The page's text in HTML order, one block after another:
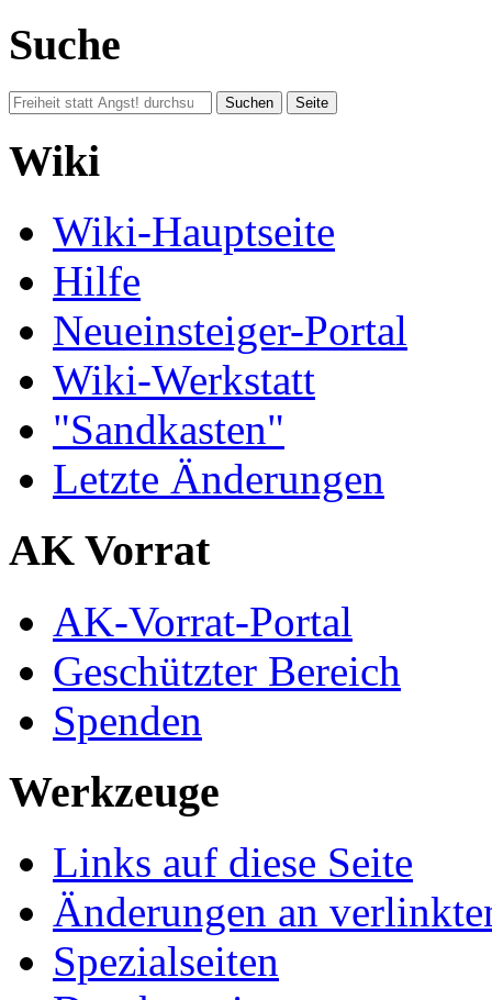
Suche
Wiki
Wiki-Hauptseite
Hilfe
Neueinsteiger-Portal
Wiki-Werkstatt
"Sandkasten"
Letzte Änderungen
AK Vorrat
AK-Vorrat-Portal
Geschützter Bereich
Spenden
Werkzeuge
Links auf diese Seite
Änderungen an
Spezialseiten